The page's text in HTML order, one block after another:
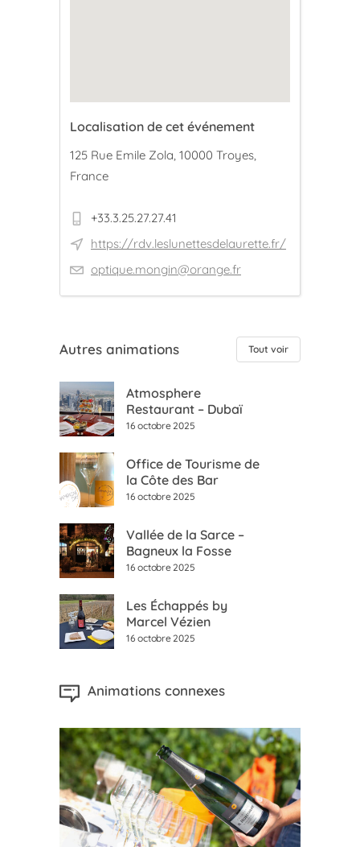
Localisation de cet événement
125 Rue Emile Zola, 10000 Troyes,
France
+33.3.25.27.27.41
https://rdv.leslunettesdelaurette.fr/
optique.mongin@orange.fr
Autres animations Tout voir
Atmosphere
Restaurant – Dubaï
16 octobre 2025
Office de Tourisme de
la Côte des Bar
16 octobre 2025
Vallée de la Sarce –
Bagneux la Fosse
16 octobre 2025
Les Échappés by
Marcel Vézien
16 octobre 2025
Animations connexes